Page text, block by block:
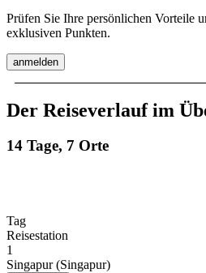
Prüfen Sie Ihre persönlichen Vorteile
exklusiven Punkten.
anmelden
Der Reiseverlauf im
14 Tage, 7 Orte
Tag
Reisestation
1
Singapur (Singapur)